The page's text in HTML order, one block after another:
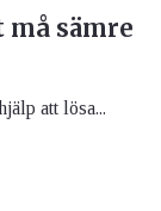
sämre
att lösa...